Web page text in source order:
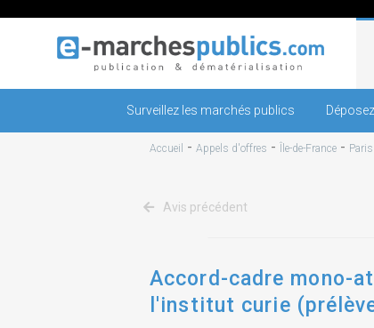
Surveillez les marchés publics
Accueil - Appels d'offres - Île-de-France - Paris
Avis précédent
Accord-cadre mono-
l'institut curie